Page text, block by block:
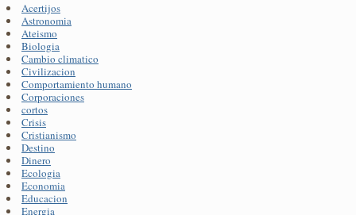
Acertijos
Astronomia
Ateismo
Biologia
Cambio climatico
Civilizacion
Comportamiento humano
Corporaciones
cortos
Crisis
Cristianismo
Destino
Dinero
Ecologia
Economia
Educacion
Energia